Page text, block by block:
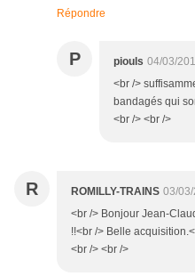
Répondre
P piouls 04/03/
<br />
bandagés qui
<br /> <br />
R ROMILLY-TRAINS 03/
<br /> Bonjour Jean-
!!<br /> Belle
<br /> <br />